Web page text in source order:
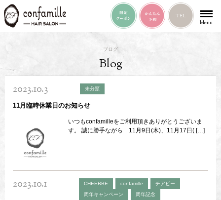
Menu
ブログ
Blog
2023.10.3 未分類
11月臨時休業日のお知らせ
いつもconfamilleをご利用頂きありがとうございま
す。 誠に勝手ながら 11月9日(木)、11月17日( […]
2023.10.1 CHEERBE confamille
チアビー
周年キャンペーン
周年記念